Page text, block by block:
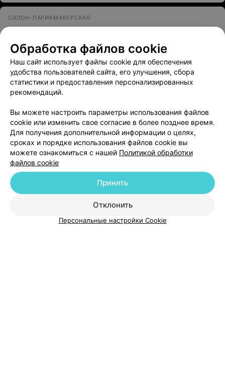
САЛОН-ПАРИКМАХЕРСКАЯ
Гомель, пр-т Речицкий, 91а с 09:00
Биозавивка волос (до 10 см)
Цена по запросу
Биозавивка волос
Цена по запросу
Добавить компанию
Добавить специалиста
Обработка файлов cookie
Наш сайт использует файлы cookie для обеспечения
удобства пользователей сайта, его улучшения, сбора
статистики и предоставления персонализированных
рекомендаций.
Вы можете настроить параметры использования файлов
cookie или изменить свое согласие в более позднее время.
Для получения дополнительной информации о целях,
сроках и порядке использования файлов cookie вы
можете ознакомиться с нашей Политикой обработки
файлов cookie
Отклонить
Принять
Персональные настройки Cookie